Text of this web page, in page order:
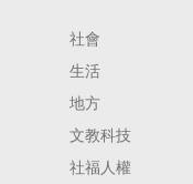
社會
生活
地方
文教科技
社福人權